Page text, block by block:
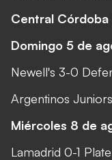
Central Córdoba
Domingo 5 de
Newell's 3-0
Argentinos
Miércoles 8 de
Lamadrid 0-1